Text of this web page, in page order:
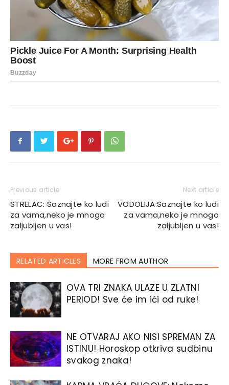
Previous article
STRELAC: Saznajte ko ludi
za vama,neko je mnogo
zaljubljen u vas!
Next article
VODOLIJA:Saznajte ko ludi
za vama,neko je mnogo
zaljubljen u vas!
RELATED ARTICLES MORE FROM AUTHOR
OVA TRI ZNAKA ULAZE U ZLATNI
PERIOD! Sve će im ići od ruke!
NE OTVARAJ AKO NISI SPREMAN ZA
ISTINU! Horoskop otkriva sudbinu
svakog znaka!